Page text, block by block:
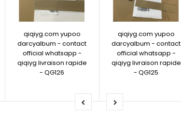
qiqiyg.com yupoo
darcyalbum - contact
official whatsapp -
qiqiyg livraison rapide
- QG126
qiqiyg.com yupoo
darcyalbum - contact
official whatsapp -
qiqiyg livraison rapide
- QG125